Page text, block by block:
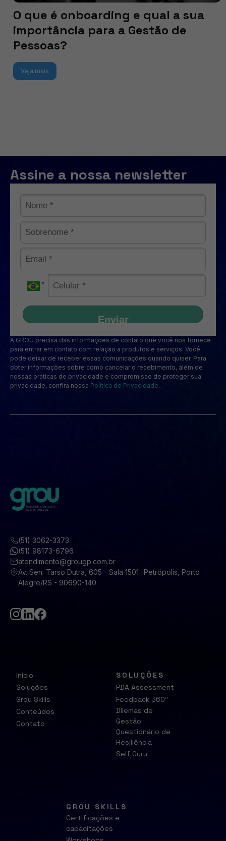
O que é onboarding e qual a sua
importância para a Gestão de
Pessoas?
Veja mais
Assine a nossa newsletter
Enviar
A GROU precisa das informações de contato que você nos fornece
para entrar em contato com relação a produtos e serviços. Você
pode deixar de receber essas comunicações quando quiser. Para
obter informações sobre como cancelar o recebimento, além de
nossas práticas de privacidade e compromisso de proteger sua
privacidade, confira nossa Política de Privacidade.
(51) 3062-3373
(51) 98173-6796
atendimento@grougp.com.br
Av. Sen. Tarso Dutra, 605 - Sala 1501 -Petrópolis, Porto
Alegre/RS - 90690-140
Início
Soluções
Grou Skills
Conteúdos
Contato
SOLUÇÕES
PDA Assessment
Feedback 360º
Dilemas de
Gestão
Questionário de
Resiliência
Self Guru
GROU SKILLS
Certificações e
capacitações